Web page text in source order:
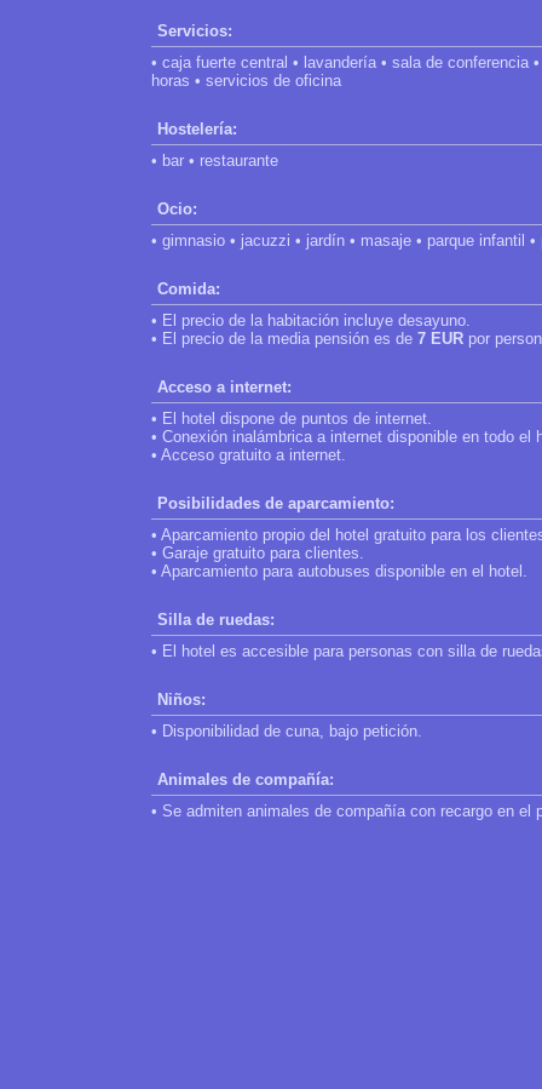
Servicios:
• caja fuerte central • lavandería • sala de conferencia
horas • servicios de oficina
Hostelería:
• bar • restaurante
Ocio:
• gimnasio • jacuzzi • jardín • masaje • parque infantil
Comida:
• El precio de la habitación incluye desayuno.
• El precio de la media pensión es de 7 EUR por
Acceso a internet:
• El hotel dispone de puntos de internet.
• Conexión inalámbrica a internet disponible en todo el
• Acceso gratuito a internet.
Posibilidades de aparcamiento:
• Aparcamiento propio del hotel gratuito para los
• Garaje gratuito para clientes.
• Aparcamiento para autobuses disponible en el hotel.
Silla de ruedas:
• El hotel es accesible para personas con silla de
Niños:
• Disponibilidad de cuna, bajo petición.
Animales de compañía:
• Se admiten animales de compañía con recargo en el